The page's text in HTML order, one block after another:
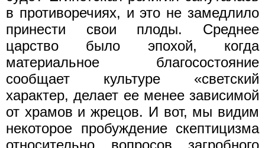
в противоречиях, и это не замедлило
принести свои плоды. Среднее
царство было эпохой, когда
материальное благосостояние
сообщает культуре «светский
характер, делает ее менее зависимой
от храмов и жрецов. И вот, мы видим
некоторое пробуждение скептицизма
относительно вопросов загробного